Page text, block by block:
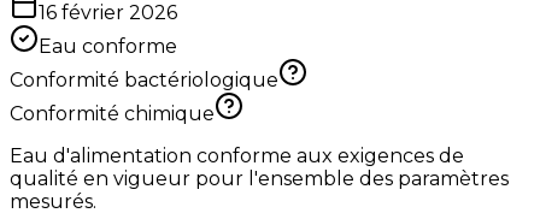
16 février 2026
Eau conforme
Conformité bactériologique
Conformité chimique
Eau d'alimentation conforme aux exigences de
qualité en vigueur pour l'ensemble des paramètres
mesurés.